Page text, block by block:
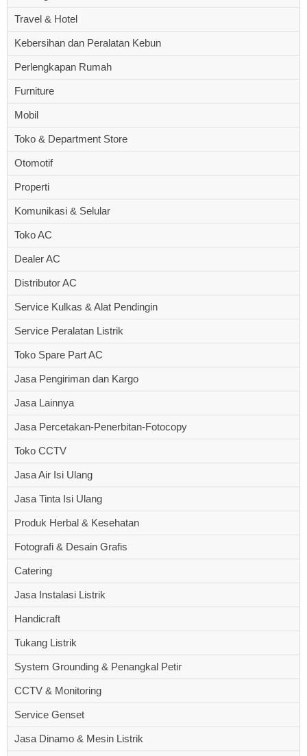
Travel & Hotel
Kebersihan dan Peralatan Kebun
Perlengkapan Rumah
Furniture
Mobil
Toko & Department Store
Otomotif
Properti
Komunikasi & Selular
Toko AC
Dealer AC
Distributor AC
Service Kulkas & Alat Pendingin
Service Peralatan Listrik
Toko Spare Part AC
Jasa Pengiriman dan Kargo
Jasa Lainnya
Jasa Percetakan-Penerbitan-Fotocopy
Toko CCTV
Jasa Air Isi Ulang
Jasa Tinta Isi Ulang
Produk Herbal & Kesehatan
Fotografi & Desain Grafis
Catering
Jasa Instalasi Listrik
Handicraft
Tukang Listrik
System Grounding & Penangkal Petir
CCTV & Monitoring
Service Genset
Jasa Dinamo & Mesin Listrik